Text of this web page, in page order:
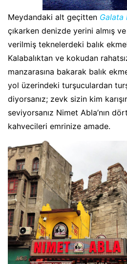
Meydandaki alt geçitten Galata
çıkarken denizde yerini almış
verilmiş teknelerdeki balık
Kalabalıktan ve kokudan
manzarasına bakarak balık
yol üzerindeki turşuculardan
diyorsanız; zevk sizin kim
seviyorsanız Nimet Abla’nın
kahvecileri emrinize amade.